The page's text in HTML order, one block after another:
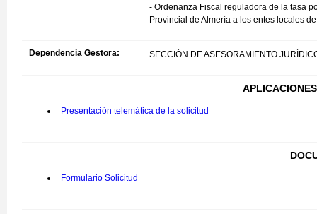
- Ordenanza Fiscal reguladora de la tasa
Provincial de Almería a los entes locales
Dependencia Gestora: SECCIÓN DE ASESORAMIENTO
Presentación telemática de la solicitud
Formulario Solicitud